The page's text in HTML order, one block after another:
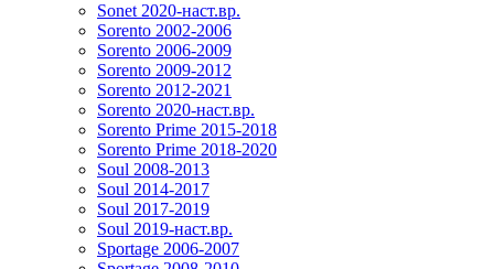
Sonet 2020-наст.вр.
Sorento 2002-2006
Sorento 2006-2009
Sorento 2009-2012
Sorento 2012-2021
Sorento 2020-наст.вр.
Sorento Prime 2015-2018
Sorento Prime 2018-2020
Soul 2008-2013
Soul 2014-2017
Soul 2017-2019
Soul 2019-наст.вр.
Sportage 2006-2007